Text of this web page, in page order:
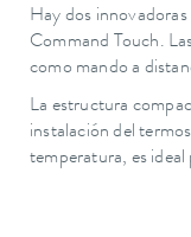
Hay dos innovadoras
Command Touch.
como mando a
La estructura
instalación del
temperatura, es ideal